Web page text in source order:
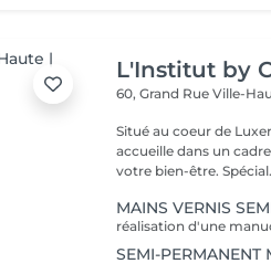
L'Institut by
60, Grand RueVille-
Situé au coeur de
accueille dans un
votre bien-être.
MAINS VERNIS
SEMI-PERMANENT